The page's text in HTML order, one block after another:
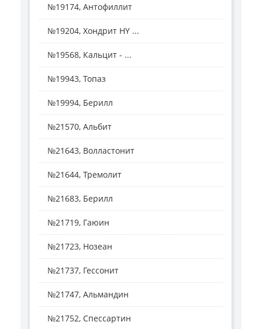
№19174, Антофиллит
№19204, Хондрит HY ...
№19568, Кальцит - ...
№19943, Топаз
№19994, Берилл
№21570, Альбит
№21643, Волластонит
№21644, Тремолит
№21683, Берилл
№21719, Гаюин
№21723, Нозеан
№21737, Гессонит
№21747, Альмандин
№21752, Спессартин